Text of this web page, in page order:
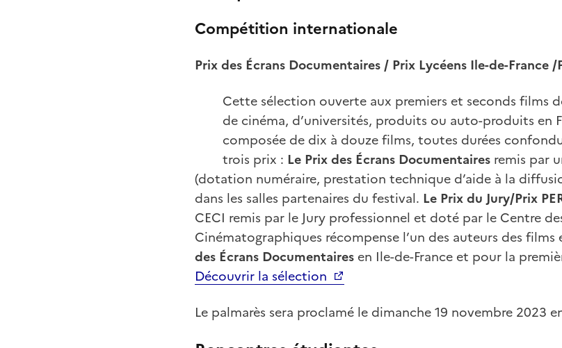
Compétition internationale
Prix des Écrans Documentaires / Prix Lycéens Ile-de-France
Cette sélection ouverte aux premiers et seconds films
de cinéma, d’universités, produits ou auto-produits en
composée de dix à douze films, toutes durées
trois prix : Le Prix des Écrans Documentaires remis par
(dotation numéraire, prestation technique d’aide à la
dans les salles partenaires du festival. Le Prix du Jury/Prix
CECI remis par le Jury professionnel et doté par le Centre
Cinématographiques récompense l’un des auteurs des films
des Écrans Documentaires en Ile-de-France et pour la
Découvrir la sélection
Le palmarès sera proclamé le dimanche 19 novembre 2023